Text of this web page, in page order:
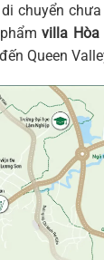
chuyển
villa Hòa
Queen